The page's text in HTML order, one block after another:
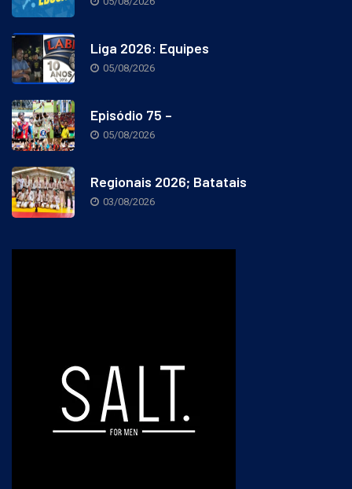
05/08/2026
Liga 2026: Equipes
05/08/2026
Episódio 75 –
05/08/2026
Regionais 2026; Batatais
03/08/2026